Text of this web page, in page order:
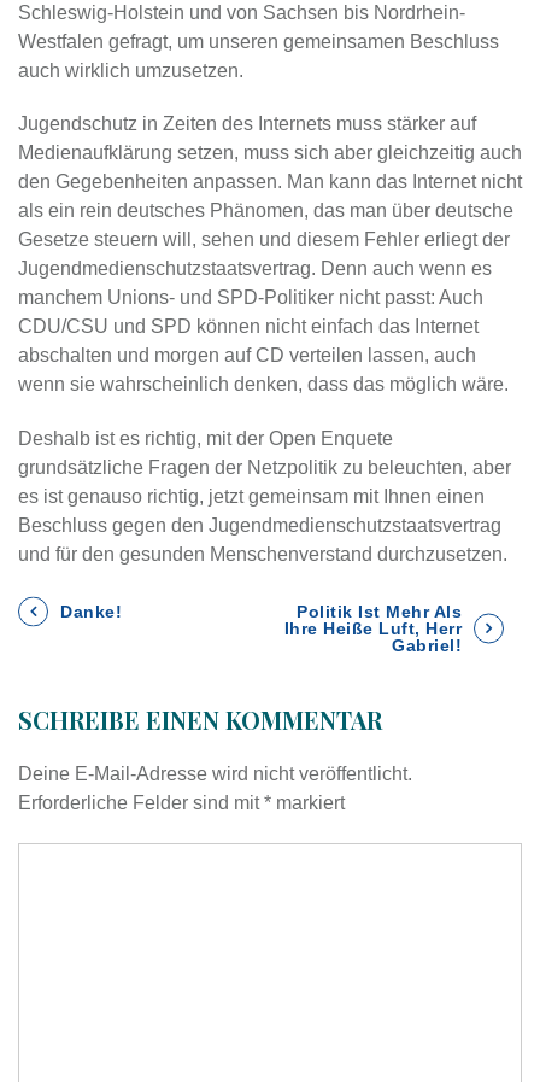
Schleswig-Holstein und von Sachsen bis Nordrhein-
Westfalen gefragt, um unseren gemeinsamen Beschluss
auch wirklich umzusetzen.
Jugendschutz in Zeiten des Internets muss stärker auf
Medienaufklärung setzen, muss sich aber gleichzeitig auch
den Gegebenheiten anpassen. Man kann das Internet nicht
als ein rein deutsches Phänomen, das man über deutsche
Gesetze steuern will, sehen und diesem Fehler erliegt der
Jugendmedienschutzstaatsvertrag. Denn auch wenn es
manchem Unions- und SPD-Politiker nicht passt: Auch
CDU/CSU und SPD können nicht einfach das Internet
abschalten und morgen auf CD verteilen lassen, auch
wenn sie wahrscheinlich denken, dass das möglich wäre.
Deshalb ist es richtig, mit der Open Enquete
grundsätzliche Fragen der Netzpolitik zu beleuchten, aber
es ist genauso richtig, jetzt gemeinsam mit Ihnen einen
Beschluss gegen den Jugendmedienschutzstaatsvertrag
und für den gesunden Menschenverstand durchzusetzen.
B
i
t
r
Danke!
Politik Ist Mehr Als
Ihre Heiße Luft, Herr
Gabriel!
SCHREIBE EINEN KOMMENTAR
Deine E-Mail-Adresse wird nicht veröffentlicht.
Erforderliche Felder sind mit* markiert